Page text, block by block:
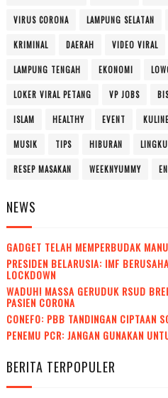
VIRUS CORONA LAMPUNG SELATAN
KRIMINAL DAERAH VIDEO VIRAL
LAMPUNG TENGAH EKONOMI
LOKER VIRAL PETANG VP JOBS
ISLAM HEALTHY EVENT
MUSIK TIPS HIBURAN
RESEP MASAKAN WEEKNYUMMY
NEWS
GADGET TELAH MEMPERBUDAK
PRESIDEN BELARUSIA: IMF
LOCKDOWN
WADUH! MASSA GERUDUK RSUD
PASIEN CORONA
CONEFO: PBB TANDINGAN CIPTAAN
PENEMU PCR: JANGAN GUNAKAN
BERITA TERPOPULER